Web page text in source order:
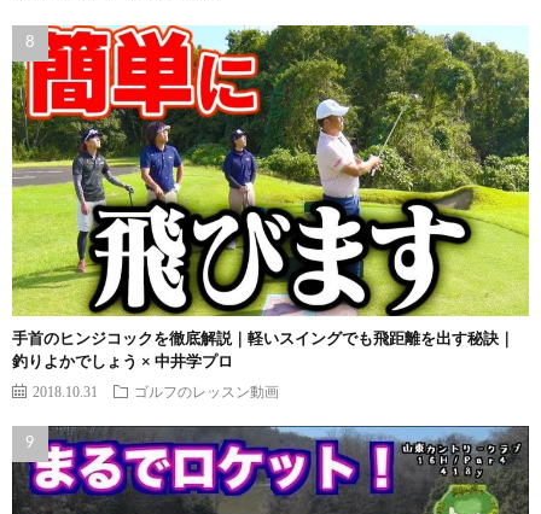
手首のヒンジコックを徹底解説｜軽いスイングでも飛距離を出す秘訣｜
釣りよかでしょう × 中井学プロ
2018.10.31 ゴルフのレッスン動画